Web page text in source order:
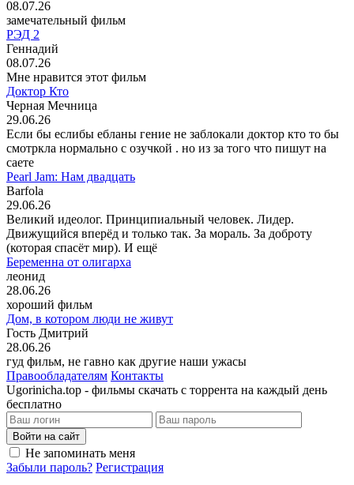
08.07.26
замечательный фильм
РЭД 2
Геннадий
08.07.26
Мне нравится этот фильм
Доктор Кто
Черная Мечница
29.06.26
Если бы еслибы ебланы гение не заблокали доктор кто то бы
смотркла нормально с озучкой . но из за того что пишут на
саете
Pearl Jam: Нам двадцать
Barfola
29.06.26
Великий идеолог. Принципиальный человек. Лидер.
Движущийся вперёд и только так. За мораль. За доброту
(которая спасёт мир). И ещё
Беременна от олигарха
леонид
28.06.26
хороший фильм
Дом, в котором люди не живут
Гость Дмитрий
28.06.26
гуд фильм, не гавно как другие наши ужасы
Правообладателям Контакты
Ugorinicha.top - фильмы скачать с торрента на каждый день
бесплатно
Войти на сайт
Не запоминать меня
Забыли пароль? Регистрация